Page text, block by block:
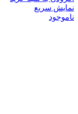
نمایش سریع
ناموجود